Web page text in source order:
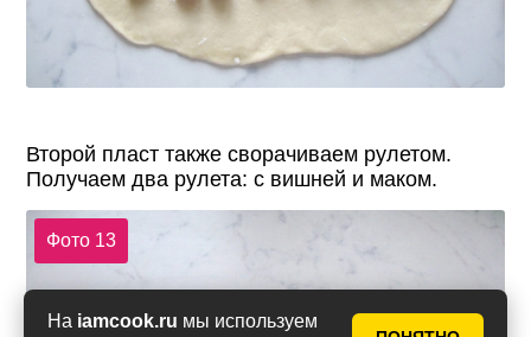
На iamcook.ru мы используем
Второй пласт также сворачиваем рулетом.
Получаем два рулета: с вишней и маком.
Фото 13